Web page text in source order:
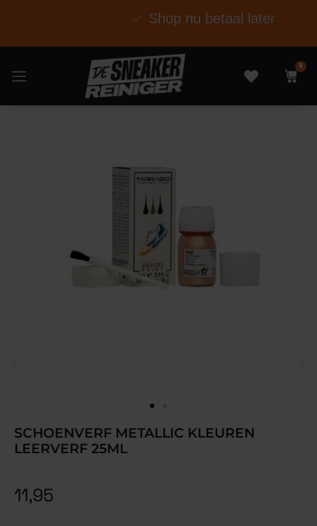
Shop nu betaal later
0
SCHOENVERF METALLIC KLEUREN
LEERVERF 25ML
11,95